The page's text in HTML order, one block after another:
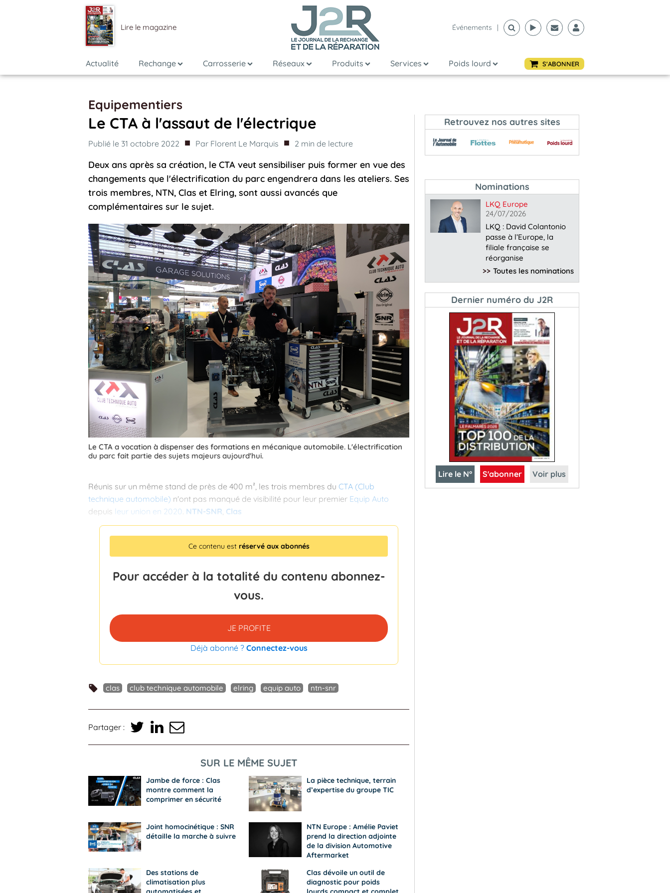
Lire le magazine Événements |
Actualité Rechange Carrosserie Réseaux Produits Services Poids lourd S'ABONNER
Equipementiers
Le CTA à l'assaut de l'électrique
Publié le 31 octobre 2022 ■ Par Florent Le Marquis ■ 2 min de lecture
Deux ans après sa création, le CTA veut sensibiliser puis former en vue des
changements que l'électrification du parc engendrera dans les ateliers. Ses
trois membres, NTN, Clas et Elring, sont aussi avancés que
complémentaires sur le sujet.
Le CTA a vocation à dispenser des formations en mécanique automobile. L'électrification
du parc fait partie des sujets majeurs aujourd'hui.
Réunis sur un même stand de près de 400 m², les trois membres du CTA (Club
technique automobile) n'ont pas manqué de visibilité pour leur premier Equip Auto
depuis leur union en 2020. NTN-SNR, Clas
Ce contenu est réservé aux abonnés
Pour accéder à la totalité du contenu abonnez-
vous.
JE PROFITE
Déjà abonné ? Connectez-vous
clas club technique automobile elring equip auto ntn-snr
Partager :
SUR LE MÊME SUJET
Jambe de force : Clas
montre comment la
comprimer en sécurité
La pièce technique, terrain
d’expertise du groupe TIC
Joint homocinétique : SNR
détaille la marche à suivre
NTN Europe : Amélie Paviet
prend la direction adjointe
de la division Automotive
Aftermarket
Des stations de
climatisation plus
Clas dévoile un outil de
diagnostic pour poids
Retrouvez nos autres sites
Nominations
LKQ Europe
24/07/2026
LKQ : David Colantonio
passe à l’Europe, la
filiale française se
réorganise
>> Toutes les nominations
Dernier numéro du J2R
Lire le N° S'abonner Voir plus